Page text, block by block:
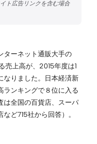
ターネット通販大手の
売上高が、2015年度は1
なりました。日本経済新
ランキングで８位に入る
は全国の百貨店、スーパ
ど715社から回答）。